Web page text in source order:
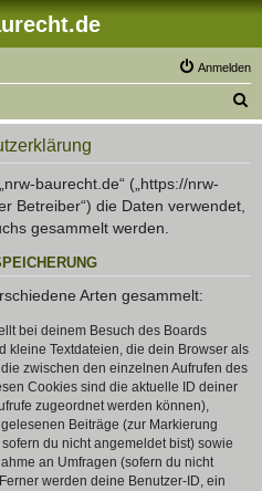
Anmelden
u
baurecht.de“ („https://nrw-
Betreiber“) die Daten verwendet,
gesammelt werden.
Arten gesammelt:
bei deinem Besuch des Boards
kleine Textdateien, die dein Browser als
zwischen den einzelnen Aufrufen des
Cookies sind die aktuelle ID deiner
zugeordnet werden können),
Beiträge (zur Markierung
du nicht angemeldet bist) sowie
an Umfragen (sofern du nicht
werden deine Benutzer-ID, ein